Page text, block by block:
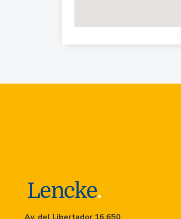
Av. del Libertador 16.650